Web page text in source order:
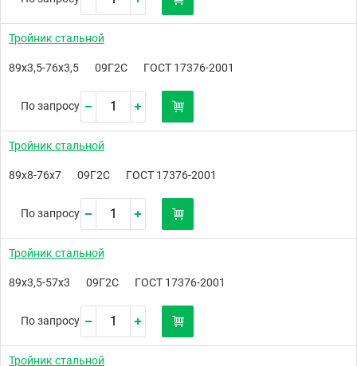
Тройник стальной
89х3,5-76х3,5 09Г2С ГОСТ 17376-2001
По запросу
Тройник стальной
89х8-76х7 09Г2С ГОСТ 17376-2001
По запросу
Тройник стальной
89х3,5-57х3 09Г2С ГОСТ 17376-2001
По запросу
Тройник стальной